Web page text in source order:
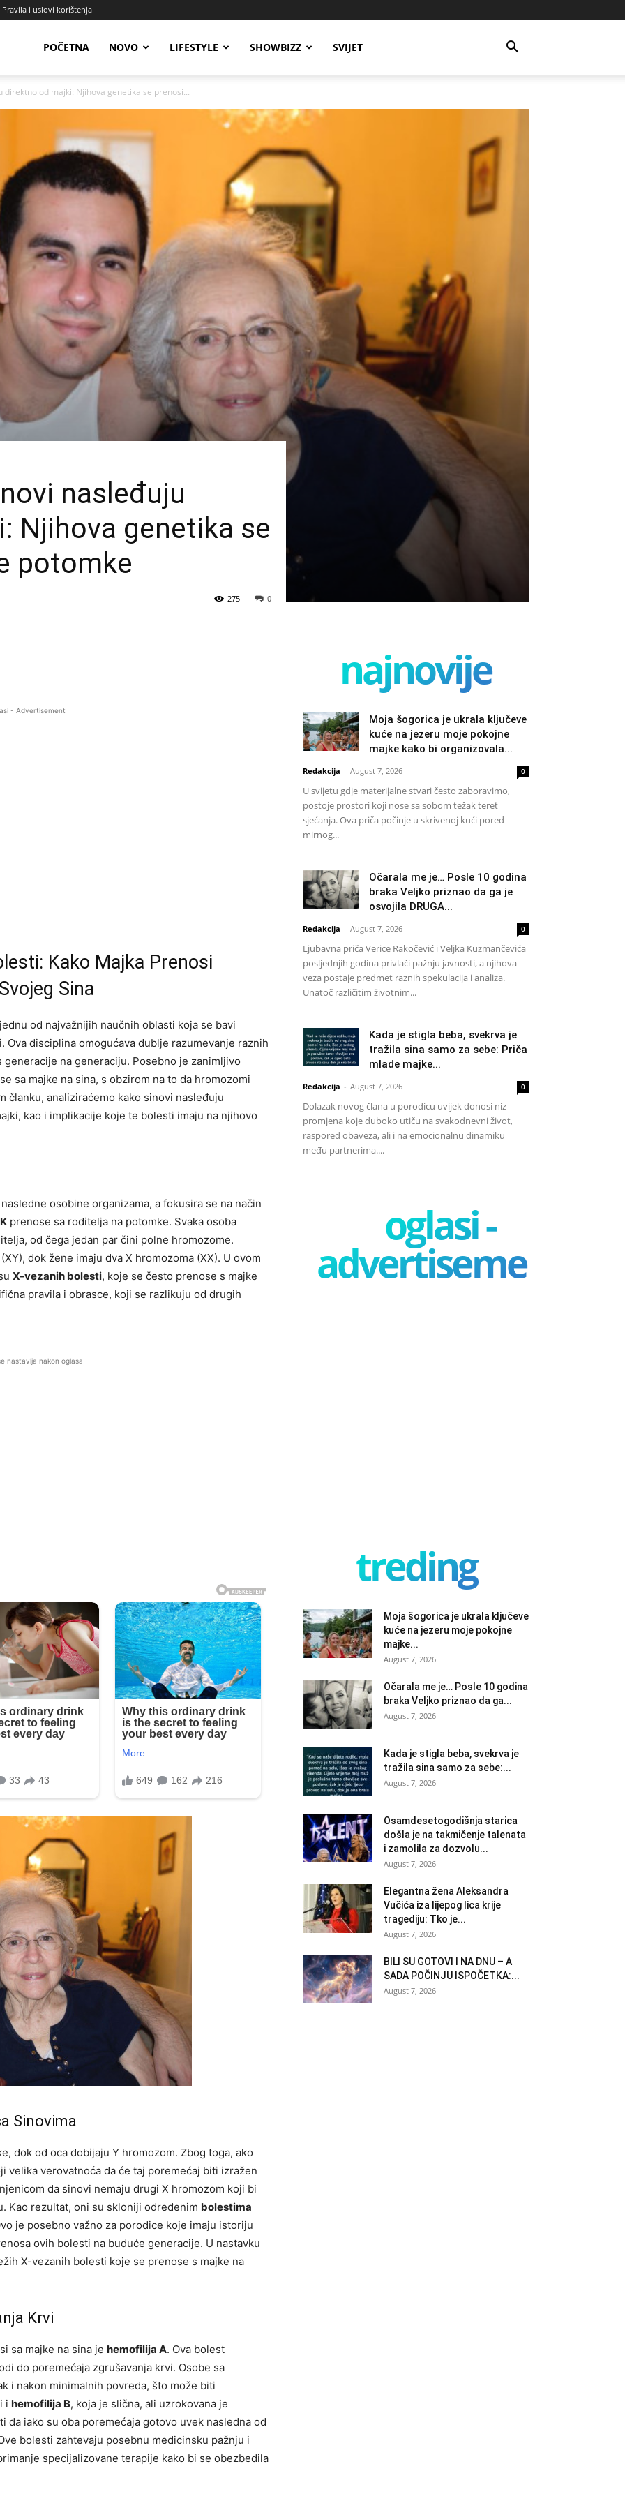
Pravila i uslovi korištenja
POČETNA NOVO LIFESTYLE SHOWBIZZ SVIJET
direktno od majki: Njihova genetika se prenosi...
nasleđuju
Njihova genetika se
potomke
0
275
- Advertisement
Kako Majka Prenosi
Sina
od najvažnijih naučnih oblasti koja se bavi
disciplina omogućava dublje razumevanje raznih
na generaciju. Posebno je zanimljivo
sa majke na sina, s obzirom na to da hromozomi
članku, analiziraćemo kako sinovi nasleđuju
kao i implikacije koje te bolesti imaju na njihovo
osobine organizama, a fokusira se na način
prenose sa roditelja na potomke. Svaka osoba
od čega jedan par čini polne hromozome.
dok žene imaju dva X hromozoma (XX). U ovom
X-vezanih bolesti, koje se često prenose s majke
pravila i obrasce, koji se razlikuju od drugih
nastavlja nakon oglasa
Sinovima
dok od oca dobijaju Y hromozom. Zbog toga, ako
velika verovatnoća da će taj poremećaj biti izražen
da sinovi nemaju drugi X hromozom koji bi
Kao rezultat, oni su skloniji određenim bolestima
je posebno važno za porodice koje imaju istoriju
ovih bolesti na buduće generacije. U nastavku
X-vezanih bolesti koje se prenose s majke na
Krvi
sa majke na sina je hemofilija A. Ova bolest
do poremećaja zgrušavanja krvi. Osobe sa
i nakon minimalnih povreda, što može biti
i hemofilija B, koja je slična, ali uzrokovana je
da iako su oba poremećaja gotovo uvek nasledna od
bolesti zahtevaju posebnu medicinsku pažnju i
specijalizovane terapije kako bi se obezbedila
najnovije
Moja šogorica je ukrala ključeve
kuće na jezeru moje pokojne
majke kako bi organizovala...
Redakcija - August 7, 2026 0
U svijetu gdje materijalne stvari često zaboravimo,
postoje prostori koji nose sa sobom težak teret
sjećanja. Ova priča počinje u skrivenoj kući pored
mirnog...
Očarala me je… Posle 10 godina
braka Veljko priznao da ga je
osvojila DRUGA...
Redakcija - August 7, 2026 0
Ljubavna priča Verice Rakočević i Veljka Kuzmančevića
posljednjih godina privlači pažnju javnosti, a njihova
veza postaje predmet raznih spekulacija i analiza.
Unatoč različitim životnim...
Kada je stigla beba, svekrva je
tražila sina samo za sebe: Priča
mlade majke...
Redakcija - August 7, 2026 0
Dolazak novog člana u porodicu uvijek donosi niz
promjena koje duboko utiču na svakodnevni život,
raspored obaveza, ali i na emocionalnu dinamiku
među partnerima....
oglasi -
advertisement
treding
Moja šogorica je ukrala ključeve
kuće na jezeru moje pokojne
majke...
August 7, 2026
Očarala me je… Posle 10 godina
braka Veljko priznao da ga...
August 7, 2026
Kada je stigla beba, svekrva je
tražila sina samo za sebe:...
August 7, 2026
Osamdesetogodišnja starica
došla je na takmičenje talenata
i zamolila za dozvolu...
August 7, 2026
Elegantna žena Aleksandra
Vučića iza lijepog lica krije
tragediju: Tko je...
August 7, 2026
BILI SU GOTOVI I NA DNU – A
SADA POČINJU ISPOČETKA:...
August 7, 2026